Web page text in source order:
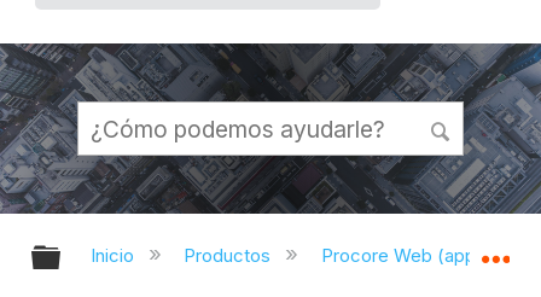
Expandir/contraer jerarquía global
Inicio Productos Procore Web